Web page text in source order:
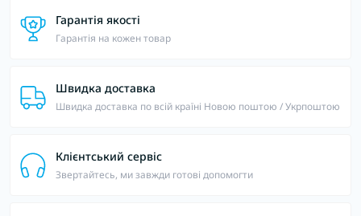
Гарантія якості
Гарантія на кожен товар
Швидка доставка
Швидка доставка по всій країні Новою поштою / Укрпоштою
Клієнтський сервіс
Звертайтесь, ми завжди готові допомогти